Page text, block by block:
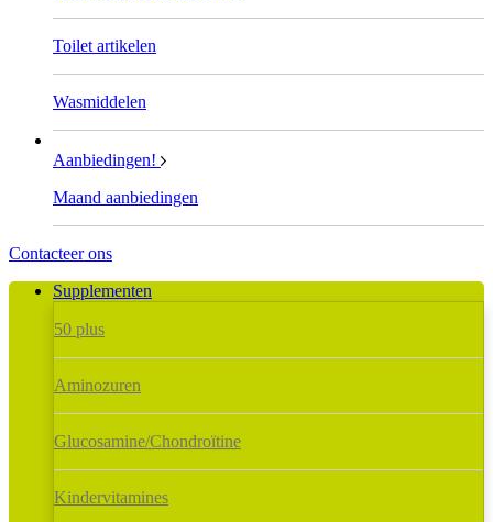
Toilet artikelen
Wasmiddelen
Aanbiedingen!
Maand aanbiedingen
Contacteer ons
Supplementen
50 plus
Aminozuren
Glucosamine/Chondroïtine
Kindervitamines